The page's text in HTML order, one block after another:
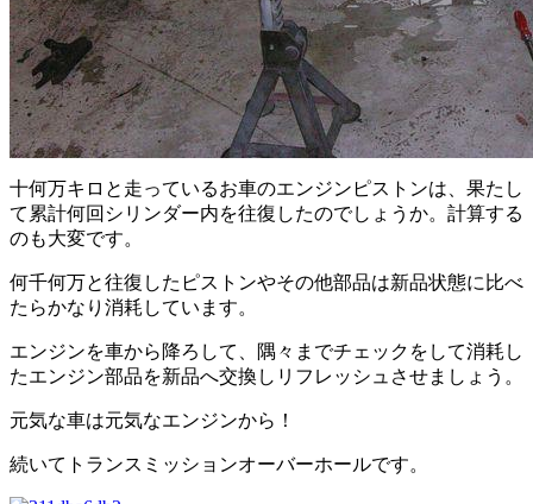
十何万キロと走っているお車のエンジンピストンは、果たし
て累計何回シリンダー内を往復したのでしょうか。計算する
のも大変です。
何千何万と往復したピストンやその他部品は新品状態に比べ
たらかなり消耗しています。
エンジンを車から降ろして、隅々までチェックをして消耗し
たエンジン部品を新品へ交換しリフレッシュさせましょう。
元気な車は元気なエンジンから！
続いてトランスミッションオーバーホールです。